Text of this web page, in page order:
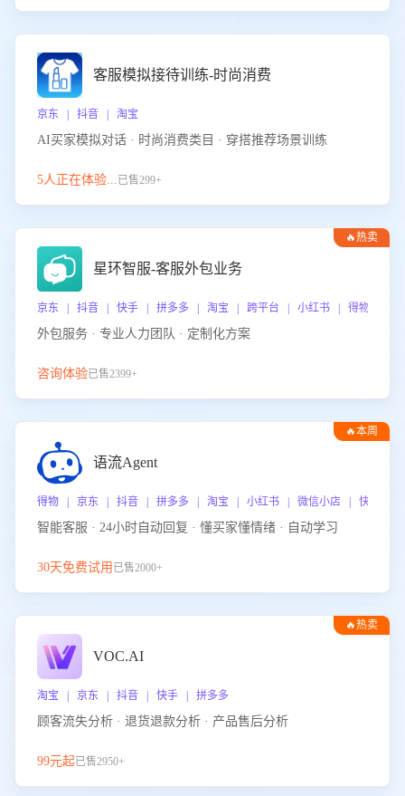
客服模拟接待训练-时尚消费
京东 | 抖音 | 淘宝
AI买家模拟对话 · 时尚消费类目 · 穿搭推荐场景训练
5人正在体验...已售299+
🔥热卖
星环智服-客服外包业务
京东 | 抖音 | 快手 | 拼多多 | 淘宝 | 跨平台 | 小红书 | 得物 | 企
外包服务 · 专业人力团队 · 定制化方案
咨询体验已售2399+
🔥本周
语流Agent
得物 | 京东 | 抖音 | 拼多多 | 淘宝 | 小红书 | 微信小店 | 快手 |
智能客服 · 24小时自动回复 · 懂买家懂情绪 · 自动学习
30天免费试用 已售2000+
🔥热卖
VOC.AI
淘宝 | 京东 | 抖音 | 快手 | 拼多多
顾客流失分析 · 退货退款分析 · 产品售后分析
99元起已售2950+